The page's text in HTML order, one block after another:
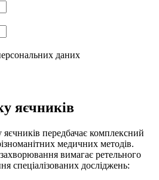
даних
яєчників
яєчників передбачає комплексний
медичних методів.
вимагає ретельного
спеціалізованих досліджень: